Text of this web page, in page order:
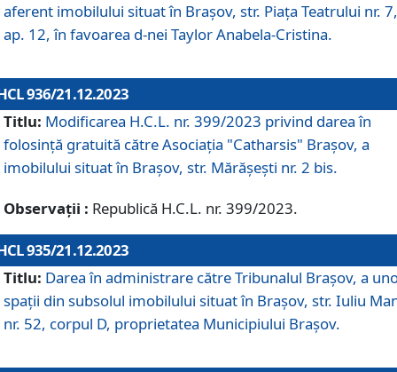
aferent imobilului situat în Brașov, str. Piața Teatrului nr. 7,
ap. 12, în favoarea d-nei Taylor Anabela-Cristina.
936/21.12.2023
Titlu: Modificarea H.C.L. nr. 399/2023 privind darea în
folosinţă gratuită către Asociaţia "Catharsis" Brașov, a
imobilului situat în Braşov, str. Mărăşeşti nr. 2 bis.
Observații : Republică H.C.L. nr. 399/2023.
935/21.12.2023
Titlu: Darea în administrare către Tribunalul Brașov, a
spații din subsolul imobilului situat în Brașov, str. Iuliu
nr. 52, corpul D, proprietatea Municipiului Brașov.